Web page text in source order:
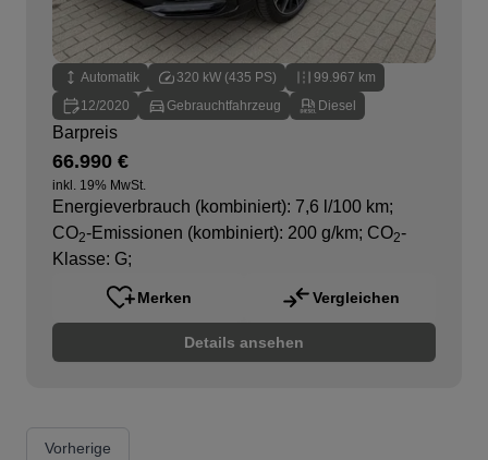
Automatik 320 kW (435 PS)
99.967 km
12/2020
Gebrauchtfahrzeug Diesel
Barpreis
66.990 €
inkl. 19% MwSt.
Energieverbrauch (kombiniert): 7,6 l/100 km;
CO2-Emissionen (kombiniert): 200 g/km; CO2-
Klasse: G;
Details ansehen
Merken Vergleichen
Vorherige